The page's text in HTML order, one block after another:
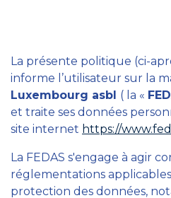
La présente politique (ci-
informe l’utilisateur sur la
Luxembourg asbl ( la «
et traite ses données
site internet https://
La FEDAS s'engage à agir
réglementations
protection des données,